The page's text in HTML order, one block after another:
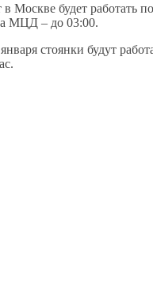
Москве будет работать
МЦД – до 03:00.
стоянки будут